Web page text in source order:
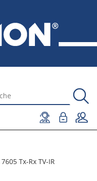
7605 Tx-Rx TV-IR